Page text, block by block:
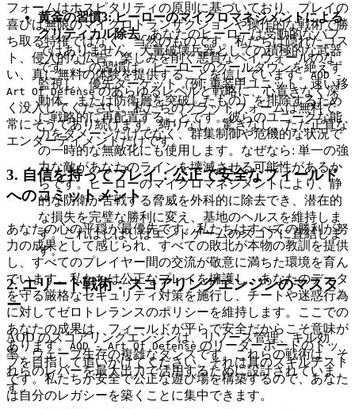
黄金の習慣3: ヒーローのマイクロマネジメントによる
クリティカル除去- あなたのヒーローは受動的なバフ
ではありません。大量破壊兵器としての積極的な武器
です。この習慣は、ヒーローのクールダウンを絶えず
監視し、優先ターゲット（例: 重装甲ユニット、速い移
動体、または防衛層を突破したもの）を排除するため
に戦略的に再配置することです。彼らのユニークな能
力をダメージだけでなく、群集制御や危機的な状況で
の一時的な無敵化にも使用します。なぜなら: 単一の強
力な敵があなたのラインを壊滅させる可能性があるか
らです。ヒーローのマイクロマネジメントにより、静
的な防衛が苦戦する脅威を外科的に除去でき、潜在的
な損失を完璧な勝利に変え、基地のヘルスを維持しま
す。これはしばしばエンドゲームのスコアに直結しま
す。
2. エリート戦術：スコアリングエンジンのマスタ
ー
AOD のスコアリングエンジンは、リソース管理、キル効
率、ウェーブ生存の複雑なダンスです。これらの戦術は、そ
れらのレバーを最大出力で活用するために設計されていま
す。
フォームはホスピタリティの原則に基づいており、プレイの
喜びは無限のマイクロトランザクションや操作的な戦術で勝
ち取る特権ではなく、当然のものです。私たちは隠れたコス
ト、侵入的な広告、楽しみを削ぐ悪質なペイウォールのな
い、真に無料の体験を提供することを信じています。AOD -
Art Of Defenseのあらゆるレベルと戦略に、心置きなく深
く没入してください。私たちのプラットフォームは無料で、
常にそうであり続けます。縛りなし、驚きなし、ただ正直な
エンターテイメントだけです。
3. 自信を持ってプレイ：公正で安全なフィールド
へのコミットメント
あなたの心の平穏が最優先です。私たちはすべての勝利が努
力の成果として感じられ、すべての敗北が本物の教訓を提供
し、すべてのプレイヤー間の交流が敬意に満ちた環境を育ん
でいます。私たちは公正なプレイを擁護し、あなたのデータ
を守る厳格なセキュリティ対策を施行し、チートや迷惑行為
に対してゼロトレランスのポリシーを維持します。ここでの
あなたの成果は、フィールドが平らで安全だからこそ意味が
あります。AOD - Art Of Defense のリーダーボードのトッ
プを目指して追いかけてください。それは真のスキルテスト
です。私たちが安全で公正な遊び場を構築するので、あなた
は自分のレガシーを築くことに集中できます。